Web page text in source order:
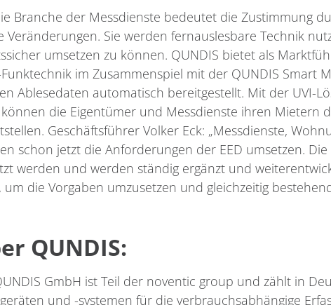
Branche der Messdienste bedeutet die Zustimmung
Veränderungen. Sie werden fernauslesbare Technik
umsetzen zu können. QUNDIS bietet als
im Zusammenspiel mit der QUNDIS Smart
Ablesedaten automatisch bereitgestellt. Mit der UVI-
die Eigentümer und Messdienste ihren Mietern
Geschäftsführer Volker Eck: „Messdienste,
schon jetzt die Anforderungen der EED umsetzen.
werden und werden ständig ergänzt und
um die Vorgaben umzusetzen und gleichzeitig
QUNDIS:
GmbH ist Teil der noventic group und zählt in
und -systemen für die verbrauchsabhängige